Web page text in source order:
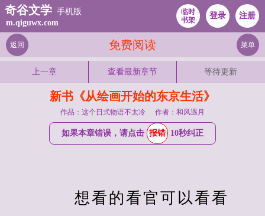
奇谷文学 手机版
m.qiguwx.com
临时
书架
登录 注册
免费阅读
返回 菜单
上一章 查看最新章节 等待更新
新书《从绘画开始的东京生活》
作品：这个日式物语不太冷 作者：和风遇月
如果本章错误，请点击 报错 10秒纠正
想看的看官可以看看